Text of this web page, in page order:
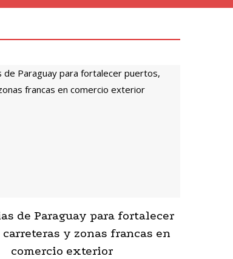
de Paraguay para fortalecer
carreteras y zonas francas en
comercio exterior